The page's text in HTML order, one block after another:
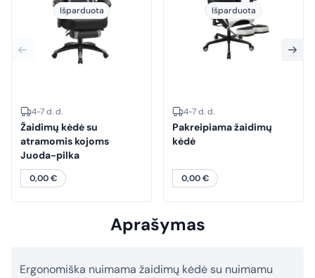
Išparduota
4-7 d. d.
Žaidimų kėdė su
atramomis kojoms
Juoda-pilka
0,00€
Išparduota
4-7 d. d.
Pakreipiama žaidimų
kėdė
0,00€
Aprašymas
Ergonomiška nuimama žaidimų kėdė su nuimamu